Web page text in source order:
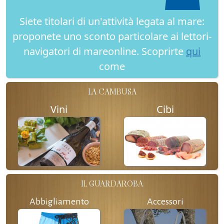
Siete titolari di un'attività legata al mare:
proponete uno sconto particolare ai lettori-
navigatori di mareonline. Scoprirte qui
come
LA CAMBUSA
Vini Cibi
IL GUARDAROBA
Abbigliamento Accessori